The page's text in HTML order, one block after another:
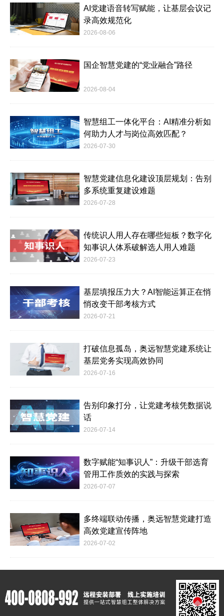
AI党建语音转写赋能，让基层会议记
录高效规范化
2026-08-06
国企智慧党建的“党业融合”路径
2026-08-04
智慧组工一体化平台：AI精准分析如
何助力人才与岗位高效匹配？
2026-07-30
智慧党建信息化建设顶层规划：告别
多系统重复建设难题
2026-07-28
传统识人用人存在哪些短板？数字化
知事识人体系破解选人用人难题
2026-07-23
基层填报压力大？AI智能运算正在悄
悄改变干部考核方式
2026-07-21
打破信息孤岛，奥远智慧党建系统让
基层党务实现高效协同
2026-07-16
告别印象打分，让党建考核凭数据说
话
2026-07-14
数字赋能“知事识人”：升级干部选育
管用工作质效的实践与探索
2026-07-07
多终端联动传播，奥远智慧党建打造
高效党建宣传阵地
2026-07-02